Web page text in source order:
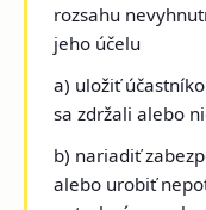
rozsahu
jeho účelu
a) uložiť
sa zdržali alebo
b) nariadiť
alebo urobiť